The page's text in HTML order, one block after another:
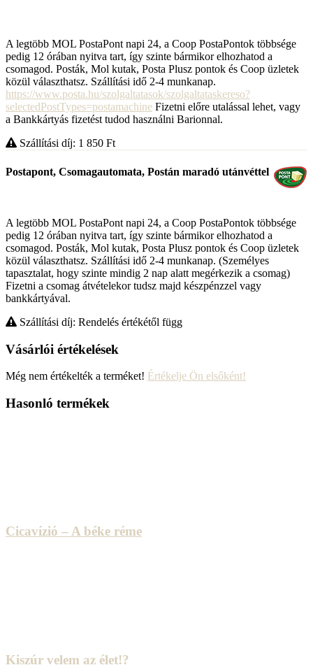
A legtöbb MOL PostaPont napi 24, a Coop PostaPontok többsége
pedig 12 órában nyitva tart, így szinte bármikor elhozhatod a
csomagod. Posták, Mol kutak, Posta Plusz pontok és Coop üzletek
közül választhatsz. Szállítási idő 2-4 munkanap.
https://www.posta.hu/szolgaltatasok/szolgaltataskereso?
selectedPostTypes=postamachine Fizetni előre utalással lehet, vagy
a Bankkártyás fizetést tudod használni Barionnal.
Szállítási díj: 1 850 Ft
Postapont, Csomagautomata, Postán maradó utánvéttel
A legtöbb MOL PostaPont napi 24, a Coop PostaPontok többsége
pedig 12 órában nyitva tart, így szinte bármikor elhozhatod a
csomagod. Posták, Mol kutak, Posta Plusz pontok és Coop üzletek
közül választhatsz. Szállítási idő 2-4 munkanap. (Személyes
tapasztalat, hogy szinte mindig 2 nap alatt megérkezik a csomag)
Fizetni a csomag átvételekor tudsz majd készpénzzel vagy
bankkártyával.
Szállítási díj: Rendelés értékétől függ
Vásárlói értékelések
Még nem értékelték a terméket! Értékelje Ön elsőként!
Hasonló termékek
Cicavízió – A béke réme
Kiszúr velem az élet!?